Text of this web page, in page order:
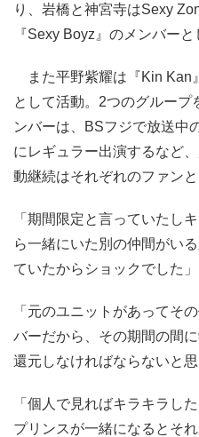
り、岩橋と神宮寺はSexy
『Sexy Boyz』のメンバーと
また平野紫耀は『Kin Kan
として活動。2つのグループ
ンバーは、BSフジで放送中
にレギュラー出演するなど
動継続はそれぞれのファン
「期間限定と言っていたし
ら一緒にいた別の仲間がい
ていたからショックでした」
「元のユニットがあってそ
バーだから、その期間の間
還元しなければならないと思
「個人で見ればキラキラし
プリンスが一緒になるとそ